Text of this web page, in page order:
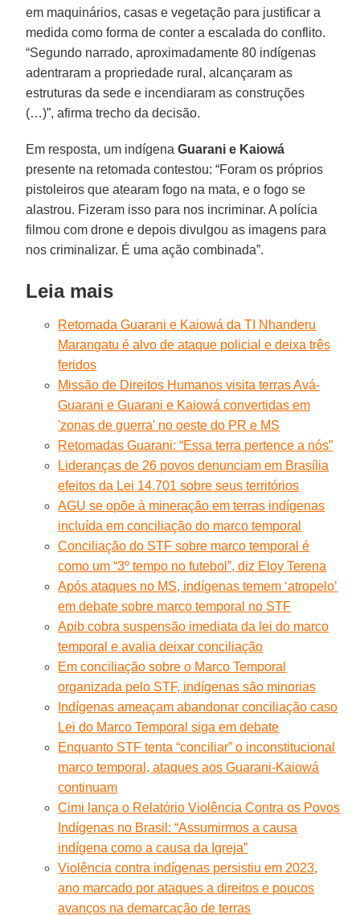
em maquinários, casas e vegetação para justificar a
medida como forma de conter a escalada do conflito.
“Segundo narrado, aproximadamente 80 indígenas
adentraram a propriedade rural, alcançaram as
estruturas da sede e incendiaram as construções
(…)”, afirma trecho da decisão.
Em resposta, um indígenaGuarani e Kaiowá
presente na retomada contestou: “Foram os próprios
pistoleiros que atearam fogo na mata, e o fogo se
alastrou. Fizeram isso para nos incriminar. A polícia
filmou com drone e depois divulgou as imagens para
nos criminalizar. É uma ação combinada”.
Leia mais
Retomada Guarani e Kaiowá da TI Nhanderu
Marangatu é alvo de ataque policial e deixa três
feridos
Missão de Direitos Humanos visita terras Avá-
Guarani e Guarani e Kaiowá convertidas em
'zonas de guerra' no oeste do PR e MS
Retomadas Guarani: “Essa terra pertence a nós”
Lideranças de 26 povos denunciam em Brasília
efeitos da Lei 14.701 sobre seus territórios
AGU se opõe à mineração em terras indígenas
incluída em conciliação do marco temporal
Conciliação do STF sobre marco temporal é
como um “3º tempo no futebol”, diz Eloy Terena
Após ataques no MS, indígenas temem ‘atropelo’
em debate sobre marco temporal no STF
Apib cobra suspensão imediata da lei do marco
temporal e avalia deixar conciliação
Em conciliação sobre o Marco Temporal
organizada pelo STF, indígenas são minorias
Indígenas ameaçam abandonar conciliação caso
Lei do Marco Temporal siga em debate
Enquanto STF tenta “conciliar” o inconstitucional
marco temporal, ataques aos Guarani-Kaiowá
continuam
Cimi lança o Relatório Violência Contra os Povos
Indígenas no Brasil: “Assumirmos a causa
indígena como a causa da Igreja”
Violência contra indígenas persistiu em 2023,
ano marcado por ataques a direitos e poucos
avanços na demarcação de terras